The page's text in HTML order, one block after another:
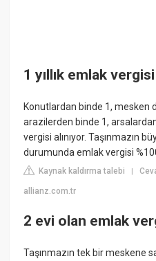
1 yıllık emlak
Konutlardan binde 1, mesken
arazilerden binde 1,
vergisi alınıyor. Taşınmazın
durumunda emlak vergisi
Kaynak kaldırma talebi |
allianz.com.tr
2 evi olan emlak
Taşınmazın tek bir meskene